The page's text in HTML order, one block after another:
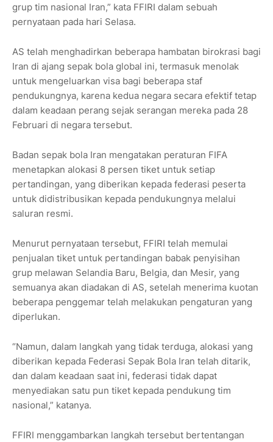
grup tim nasional Iran,” kata FFIRI dalam sebuah
pernyataan pada hari Selasa.
AS telah menghadirkan beberapa hambatan birokrasi bagi
Iran di ajang sepak bola global ini, termasuk menolak
untuk mengeluarkan visa bagi beberapa staf
pendukungnya, karena kedua negara secara efektif tetap
dalam keadaan perang sejak serangan mereka pada 28
Februari di negara tersebut.
Badan sepak bola Iran mengatakan peraturan FIFA
menetapkan alokasi 8 persen tiket untuk setiap
pertandingan, yang diberikan kepada federasi peserta
untuk didistribusikan kepada pendukungnya melalui
saluran resmi.
Menurut pernyataan tersebut, FFIRI telah memulai
penjualan tiket untuk pertandingan babak penyisihan
grup melawan Selandia Baru, Belgia, dan Mesir, yang
semuanya akan diadakan di AS, setelah menerima kuotan
beberapa penggemar telah melakukan pengaturan yang
diperlukan.
“Namun, dalam langkah yang tidak terduga, alokasi yang
diberikan kepada Federasi Sepak Bola Iran telah ditarik,
dan dalam keadaan saat ini, federasi tidak dapat
menyediakan satu pun tiket kepada pendukung tim
nasional,” katanya.
FFIRI menggambarkan langkah tersebut bertentangan